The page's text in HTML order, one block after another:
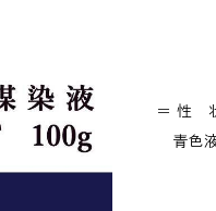
＝ 性
青色